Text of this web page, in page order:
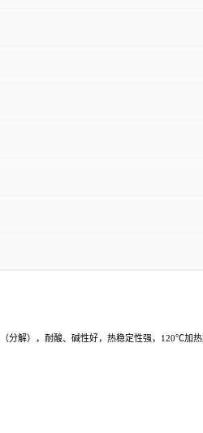
分解），耐酸、碱性好，热稳定性强，120℃加